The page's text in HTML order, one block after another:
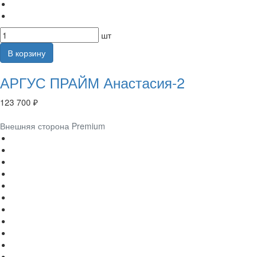
шт
В корзину
АРГУС ПРАЙМ Анастасия-2
123 700 ₽
Внешняя сторона Premium